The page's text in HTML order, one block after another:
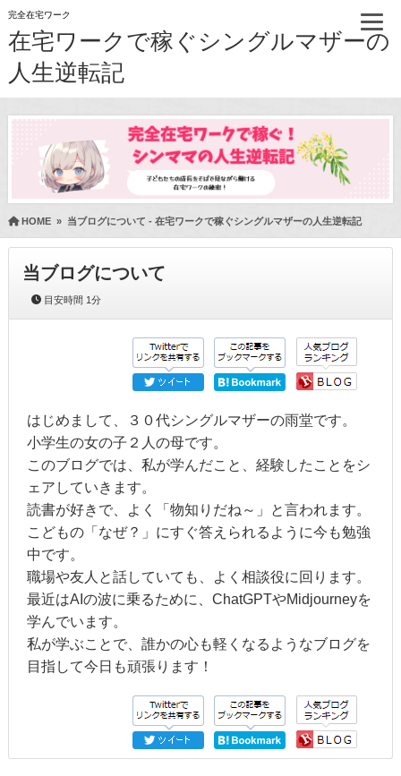
完全在宅ワーク
在宅ワークで稼ぐシングルマザーの
人生逆転記
HOME» 当ブログについて - 在宅ワークで稼ぐシングルマザーの人生逆転記
当ブログについて
目安時間 1分
はじめまして、３０代シングルマザーの雨堂です。
小学生の女の子２人の母です。
このブログでは、私が学んだこと、経験したことをシ
ェアしていきます。
読書が好きで、よく「物知りだね～」と言われます。
こどもの「なぜ？」にすぐ答えられるように今も勉強
中です。
職場や友人と話していても、よく相談役に回ります。
最近はAIの波に乗るために、ChatGPTやMidjourneyを
学んでいます。
私が学ぶことで、誰かの心も軽くなるようなブログを
目指して今日も頑張ります！